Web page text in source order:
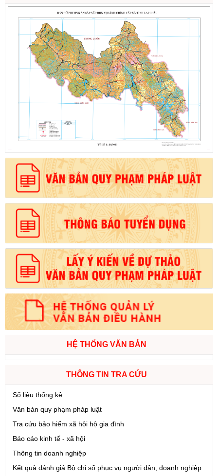
HỆ THỐNG VĂN BẢN
THÔNG TIN TRA CỨU
Số liệu thống kê
Văn bản quy phạm pháp luật
Tra cứu bảo hiểm xã hội hộ gia đình
Báo cáo kinh tế - xã hội
Thông tin doanh nghiệp
Kết quả đánh giá Bộ chỉ số phục vụ người dân, doanh nghiệp